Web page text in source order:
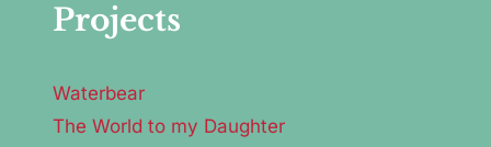
Projects
Waterbear
The World to my Daughter